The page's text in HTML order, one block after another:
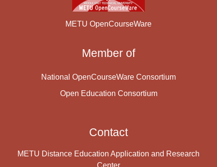
METU OpenCourseWare
Member of
National OpenCourseWare Consortium
Open Education Consortium
Contact
METU Distance Education Application and Research
Center